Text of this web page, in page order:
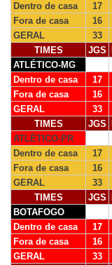
Dentro de casa
17
Fora de casa
16
GERAL
33
TIMES
JGS
ATLÉTICO-MG
Dentro de casa
17
Fora de casa
16
GERAL
33
TIMES
JGS
ATLÉTICO-PR
Dentro de casa
17
Fora de casa
16
GERAL
33
TIMES
JGS
BOTAFOGO
Dentro de casa
17
Fora de casa
16
GERAL
33